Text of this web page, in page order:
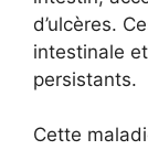
d’ulcères.
intestinale
persistants.
Cette